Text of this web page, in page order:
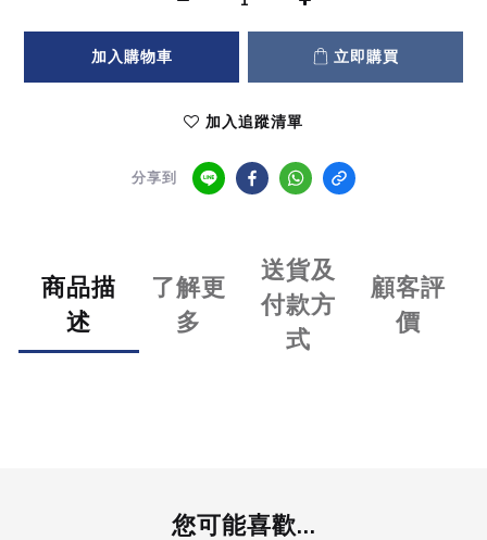
加入購物車 立即購買
加入追蹤清單
分享到
商品描
述
了解更
多
送貨及
付款方
式
顧客評
價
您可能喜歡...